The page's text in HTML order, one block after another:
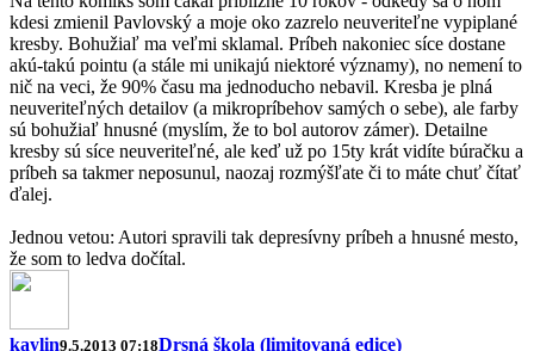
kdesi zmienil Pavlovský a moje oko zazrelo neuveriteľne vypiplané
kresby. Bohužiaľ ma veľmi sklamal. Príbeh nakoniec síce dostane
akú-takú pointu (a stále mi unikajú niektoré významy), no nemení to
nič na veci, že 90% času ma jednoducho nebavil. Kresba je plná
neuveriteľných detailov (a mikropríbehov samých o sebe), ale farby
sú bohužiaľ hnusné (myslím, že to bol autorov zámer). Detailne
kresby sú síce neuveriteľné, ale keď už po 15ty krát vidíte búračku a
príbeh sa takmer neposunul, naozaj rozmýšľate či to máte chuť čítať
ďalej.
Jednou vetou: Autori spravili tak depresívny príbeh a hnusné mesto,
že som to ledva dočítal.
kaylin9.5.2013 07:18Drsná škola (limitovaná edice)